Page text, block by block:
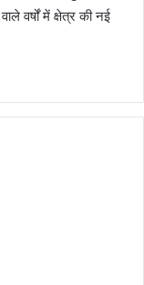
वर्षों में क्षेत्र की नई